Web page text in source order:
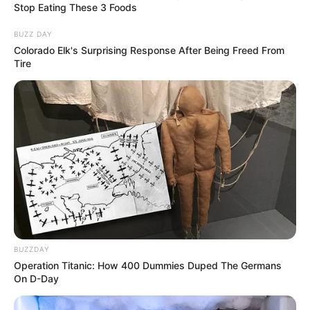
Banget
8 Kata Lucu Seputar Malam
Minggu ala Jomblo yang Bikin
Ngenes
10 Desain Kanopi Tempat
Stop Eating These 3 Foods
BUZZ DAY
Colorado Elk's Surprising Response After Being Freed From
Tire
BUZZDAY
Operation Titanic: How 400 Dummies Duped The Germans
On D-Day